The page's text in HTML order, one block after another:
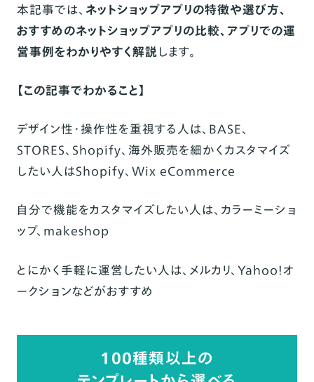
本記事では、 ネットショップアプリの特徴や選び方、
おすすめのネットショップアプリの比較、アプリでの運
営事例をわかりやすく解説します。
【この記事でわかること】
デザイン性・操作性を重視する人は、 BASE、
STORES、Shopify、海外販売を細かくカスタマイズ
したい人はShopify、Wix eCommerce
自分で機能をカスタマイズしたい人は、カラーミーショ
ップ、makeshop
とにかく手軽に運営したい人は、メルカリ、Yahoo!オ
ークションなどがおすすめ
100種類以上の